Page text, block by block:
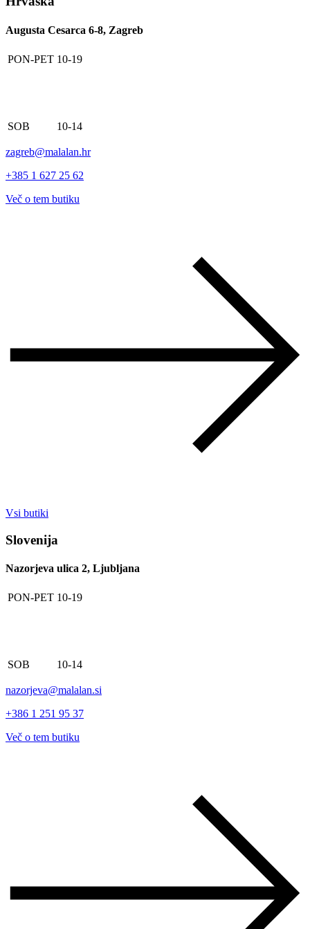
Augusta Cesarca 6-8, Zagreb
PON-PET 10-19
SOB 10-14
zagreb@malalan.hr
+385 1 627 25 62
Več o tem butiku
Vsi butiki
Slovenija
Nazorjeva ulica 2, Ljubljana
PON-PET 10-19
SOB 10-14
nazorjeva@malalan.si
+386 1 251 95 37
Več o tem butiku